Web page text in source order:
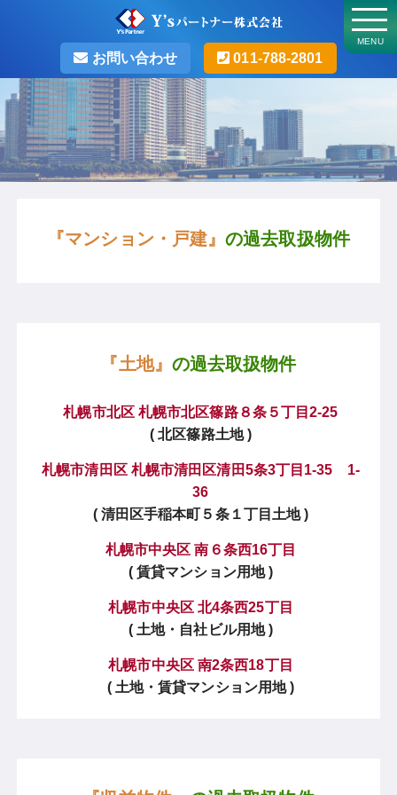
お問い合わせ 011-788-2801
MENU
『マンション・戸建』の過去取扱物件
『土地』 の過去取扱物件
札幌市北区 札幌市北区篠路８条５丁目2-25
( 北区篠路土地 )
札幌市清田区 札幌市清田区清田5条3丁目1-35 1-
36
( 清田区手稲本町５条１丁目土地 )
札幌市中央区 南６条西16丁目
( 賃貸マンション用地 )
札幌市中央区 北4条西25丁目
( 土地・自社ビル用地 )
札幌市中央区 南2条西18丁目
( 土地・賃貸マンション用地 )